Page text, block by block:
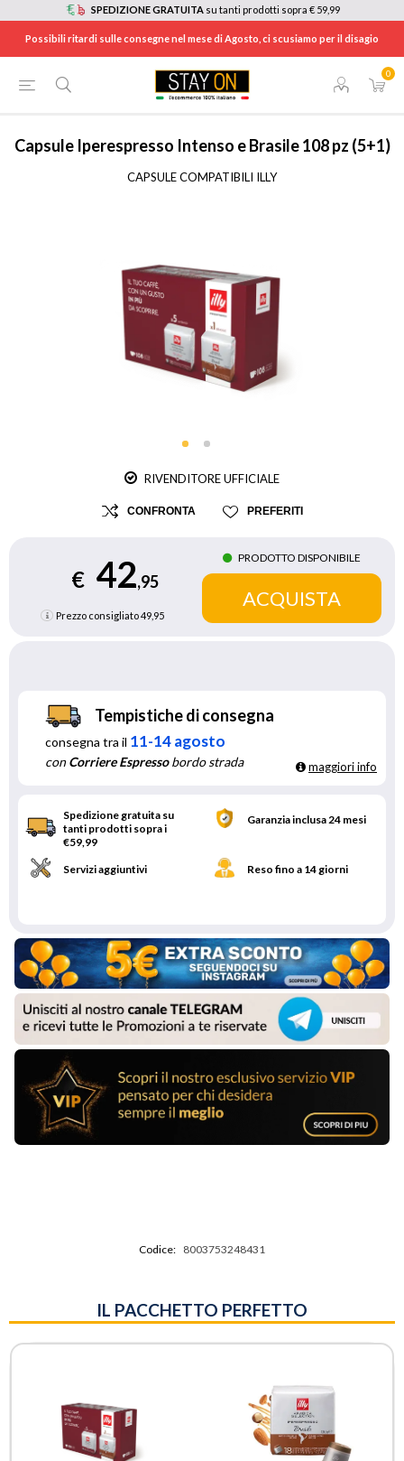
SPEDIZIONE GRATUITA su tanti prodotti sopra € 59,99
Possibili ritardi sulle consegne nel mese di Agosto, ci scusiamo per il disagio
0
CAFFE' CIALDE E CAPSULE CAFFÈ / CAPSULE PER MACCHINE ILLY
Capsule Iperespresso Intenso e Brasile 108 pz (5+1)
CAPSULE COMPATIBILI ILLY
RIVENDITORE UFFICIALE
CONFRONTA PREFERITI
€ 42,95
Prezzo consigliato49,95
PRODOTTO DISPONIBILE
Tempistiche di consegna
consegna tra il 11-14 agosto
conCorriere Espressobordo strada maggiori info
Spedizione gratuita su
tanti prodotti sopra i
€59,99
Garanzia inclusa 24 mesi
Servizi aggiuntivi Reso fino a 14 giorni
Codice: 8003753248431
IL PACCHETTO PERFETTO